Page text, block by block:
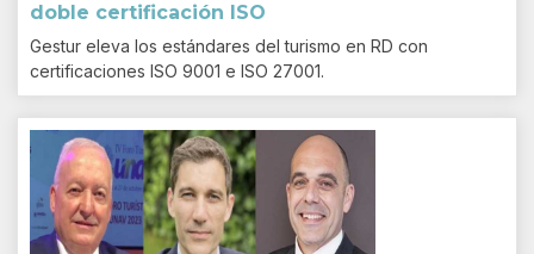
doble certificación ISO
Gestur eleva los estándares del turismo en RD con
certificaciones ISO 9001 e ISO 27001.